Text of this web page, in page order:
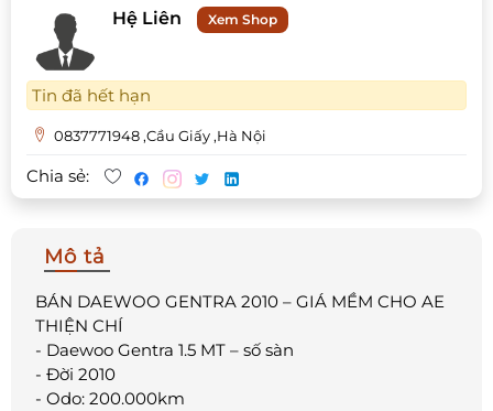
Hệ Liên Xem Shop
Tin đã hết hạn
0837771948 ,Cầu Giấy ,Hà Nội
Chia sẻ:
Mô tả
BÁN DAEWOO GENTRA 2010 – GIÁ MỀM CHO AE
THIỆN CHÍ
- Daewoo Gentra 1.5 MT – số sàn
- Đời 2010
- Odo: 200.000km